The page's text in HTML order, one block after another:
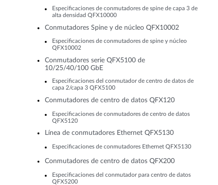
Especificaciones de conmutadores de spine de capa 3 de
alta densidad QFX10000
Conmutadores Spine y de núcleo QFX10002
Especificaciones de conmutadores de spine y núcleo
QFX10002
Conmutadores serie QFX5100 de
10/25/40/100 GbE
Especificaciones del conmutador de centro de datos de
capa 2/capa 3 QFX5100
Conmutadores de centro de datos QFX120
Especificaciones de conmutadores de centro de datos
QFX5120
Línea de conmutadores Ethernet QFX5130
Especificaciones de conmutadores Ethernet QFX5130
Conmutadores de centro de datos QFX200
Especificaciones del conmutador para centro de datos
QFX5200